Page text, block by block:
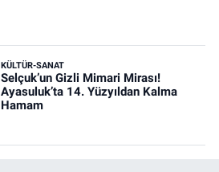
KÜLTÜR-SANAT
Selçuk’un Gizli Mimari Mirası!
Ayasuluk’ta 14. Yüzyıldan Kalma
Hamam